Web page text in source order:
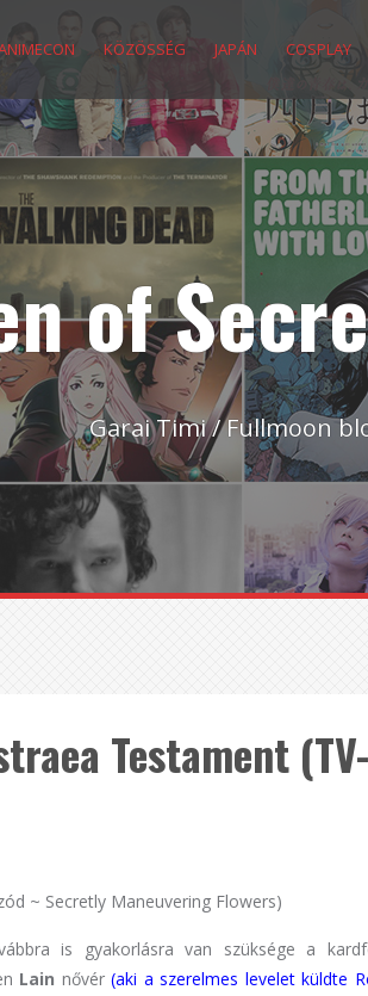
KÖZÖSSÉG JAPÁN COSPLAY
of
Garai Timi / Fullmoon
Testament (TV-
~ Secretly Maneuvering Flowers)
is gyakorlásra van szüksége a
Lain nővér(aki a szerelmes levelet küldte